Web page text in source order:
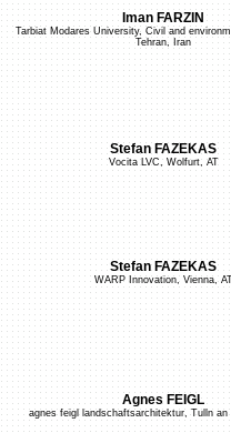
Iman FARZIN
Tarbiat Modares University, Civil and
Tehran, Iran
Stefan FAZEKAS
Vocita LVC, Wolfurt, AT
Stefan FAZEKAS
WARP Innovation, Vienna,
Agnes FEIGL
agnes feigl landschaftsarchitektur, Tulln an